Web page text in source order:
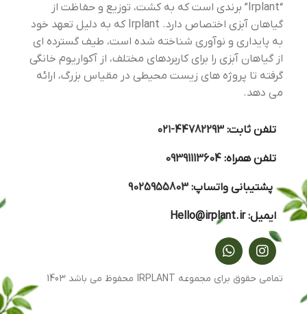
گیاه برای دو گروه افراد، مبتدی
ها وبیشتر با تجربه ها توصیه
می شود. اغلب ماهیان
گیاهخوار این گیاه را به تنهایی
“Irplant” برندی است که به کشت، توزیع و حفاظت از
گیاهان آبزی اختصاص دارد. Irplant که به دلیل تعهد خود
به پایداری و نوآوری شناخته شده است، طیف گسترده ای
از گیاهان آبزی را برای کاربردهای مختلف، از آکواریوم خانگی
گرفته تا پروژه های زیست محیطی در مقیاس بزرگ، ارائه
می دهد.
تلفن ثابت:44782293-۰۲۱
تلفن همراه:09391113604
پشتیبانی واتساپ:9025955803
ایمیل:Hello@irplant.ir
تمامی حقوق برای مجموعه IRPLANT محفوظ می باشد 1403